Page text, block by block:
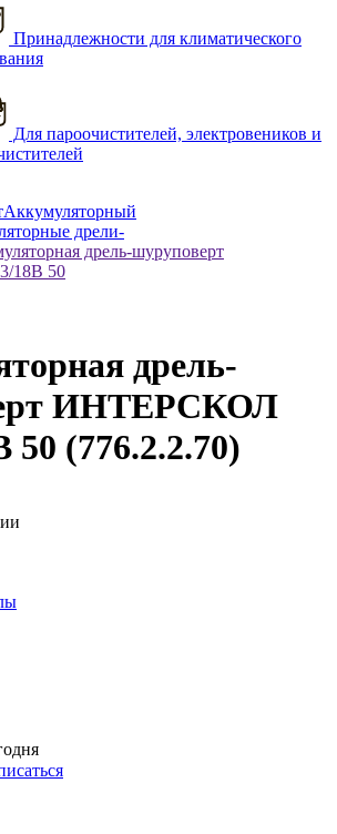
Принадлежности для климатического
Для пароочистителей, электровеников и
Аккумуляторный
дрели-
дрель-шуруповерт
18В 50
дрель-
ИНТЕРСКОЛ
50 (776.2.2.70)